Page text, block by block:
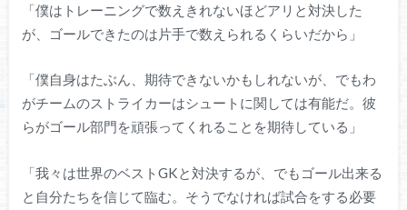
「僕はトレーニングで数えきれないほどアリと対決した
が、ゴールできたのは片手で数えられるくらいだから」
「僕自身はたぶん、期待できないかもしれないが、でもわ
がチームのストライカーはシュートに関しては有能だ。彼
らがゴール部門を頑張ってくれることを期待している」
「我々は世界のベストGKと対決するが、でもゴール出来る
と自分たちを信じて臨む。そうでなければ試合をする必要